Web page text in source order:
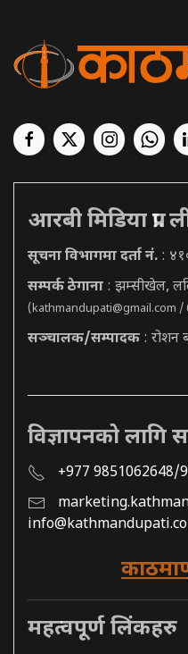
आरबी मिडिया प्रा.
सूचना विभागमा दर्ता नं. :
सम्पर्क ठेगाना : झम्सीखेल,
(kathmandupati@gmail.com /
सञ्चालक/सम्पादक : रोशन
विज्ञापनको लागि
+977 9851062648/
महत्वपूर्ण लिंकहरु